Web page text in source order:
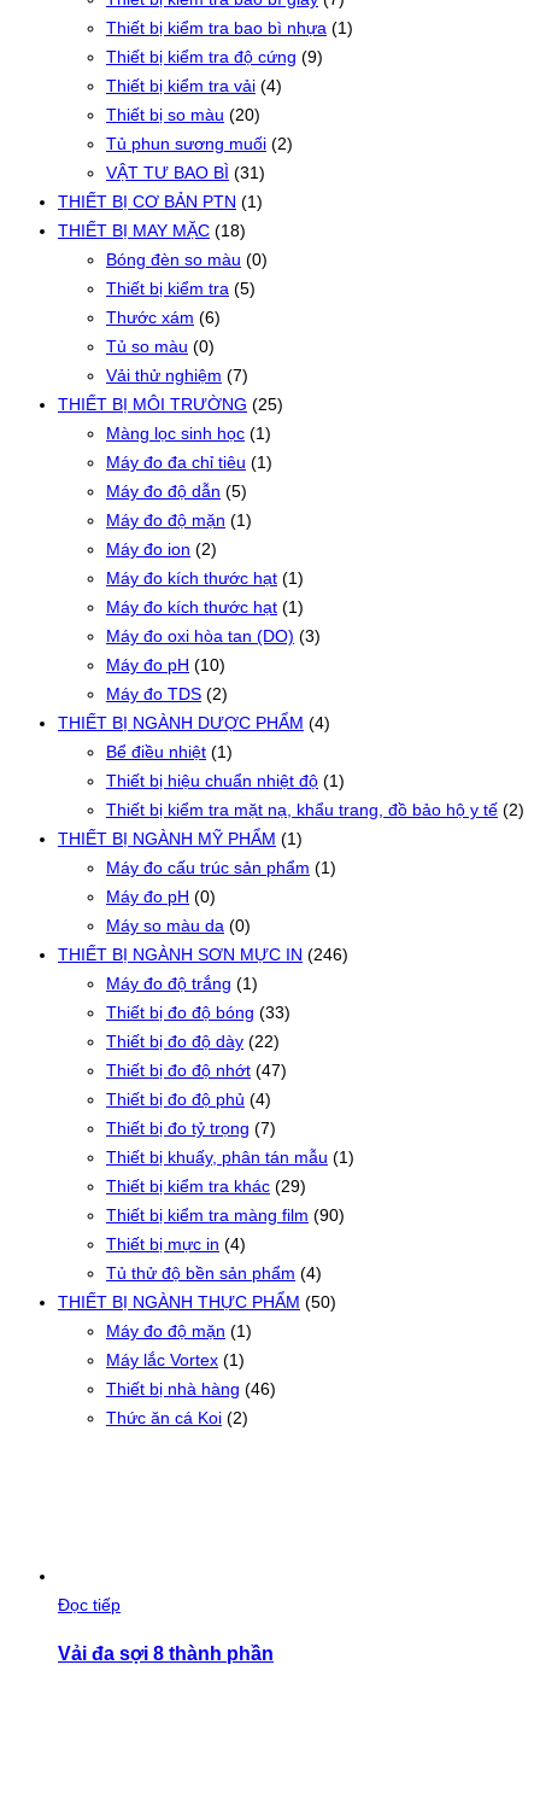
Thiết bị kiểm tra bao bì nhựa (1)
Thiết bị kiểm tra độ cứng (9)
Thiết bị kiểm tra vải (4)
Thiết bị so màu (20)
Tủ phun sương muối (2)
VẬT TƯ BAO BÌ (31)
THIẾT BỊ CƠ BẢN PTN (1)
THIẾT BỊ MAY MẶC (18)
Bóng đèn so màu (0)
Thiết bị kiểm tra (5)
Thước xám (6)
Tủ so màu (0)
Vải thử nghiệm (7)
THIẾT BỊ MÔI TRƯỜNG (25)
Màng lọc sinh học (1)
Máy đo đa chỉ tiêu (1)
Máy đo độ dẫn (5)
Máy đo độ mặn (1)
Máy đo ion (2)
Máy đo kích thước hạt (1)
Máy đo kích thước hạt (1)
Máy đo oxi hòa tan (DO) (3)
Máy đo pH (10)
Máy đo TDS (2)
THIẾT BỊ NGÀNH DƯỢC PHẨM (4)
Bể điều nhiệt (1)
Thiết bị hiệu chuẩn nhiệt độ (1)
Thiết bị kiểm tra mặt nạ, khẩu trang, đồ bảo hộ y tế (2)
THIẾT BỊ NGÀNH MỸ PHẨM (1)
Máy đo cấu trúc sản phẩm (1)
Máy đo pH (0)
Máy so màu da (0)
THIẾT BỊ NGÀNH SƠN MỰC IN (246)
Máy đo độ trắng (1)
Thiết bị đo độ bóng (33)
Thiết bị đo độ dày (22)
Thiết bị đo độ nhớt (47)
Thiết bị đo độ phủ (4)
Thiết bị đo tỷ trọng (7)
Thiết bị khuấy, phân tán mẫu (1)
Thiết bị kiểm tra khác (29)
Thiết bị kiểm tra màng film (90)
Thiết bị mực in (4)
Tủ thử độ bền sản phẩm (4)
THIẾT BỊ NGÀNH THỰC PHẨM (50)
Máy đo độ mặn (1)
Máy lắc Vortex (1)
Thiết bị nhà hàng (46)
Thức ăn cá Koi (2)
Đọc tiếp
Vải đa sợi 8 thành phần